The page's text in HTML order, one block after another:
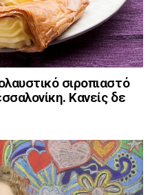
σιροπιαστό
Κανείς δε